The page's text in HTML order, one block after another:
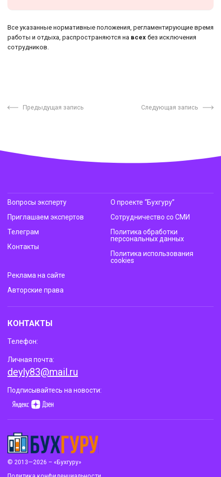
Все указанные нормативные положения, регламентирующие время
работы и отдыха, распространяются на всех без исключения
сотрудников.
Предыдущая запись Следующая запись
© 2013—2026 – «Бухгуру»
Вопросы эксперту
Приглашаем экспертов
Телеграм
Контакты
О проекте “Бухгуру”
Сотрудничество со СМИ
Политика обработки
персональных данных
Политика использования
cookies
Реклама на сайте
Авторские права
КОНТАКТЫ
Телефон:
Личная почта:
deyly83@mail.ru
Подписывайтесь на новости: